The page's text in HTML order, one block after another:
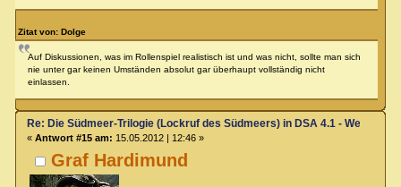
Zitat von: Dolge
Auf Diskussionen, was im Rollenspiel realistisch ist und was nicht, sollte man sich
nie unter gar keinen Umständen absolut gar überhaupt vollständig nicht
einlassen.
Graf Hardimund
Re: Die Südmeer-Trilogie (Lockruf des Südmeers) in DSA 4.1 - Wer hat
« Antwort #15 am: 15.05.2012 | 12:46 »